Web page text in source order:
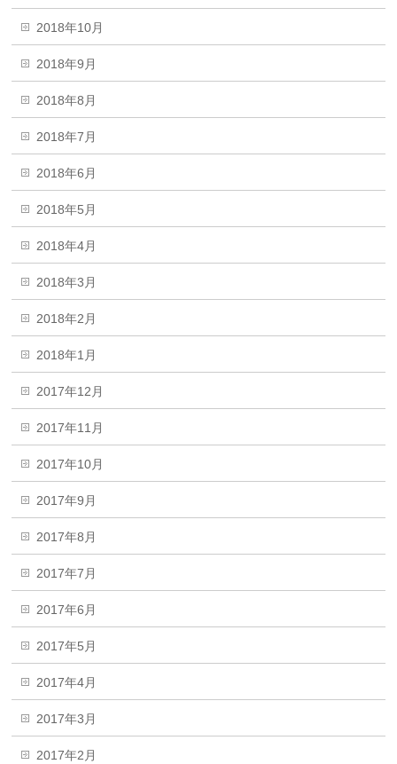
2018年10月
2018年9月
2018年8月
2018年7月
2018年6月
2018年5月
2018年4月
2018年3月
2018年2月
2018年1月
2017年12月
2017年11月
2017年10月
2017年9月
2017年8月
2017年7月
2017年6月
2017年5月
2017年4月
2017年3月
2017年2月